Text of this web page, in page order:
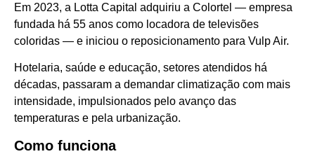
Em 2023, a Lotta Capital adquiriu a Colortel — empresa
fundada há 55 anos como locadora de televisões
coloridas — e iniciou o reposicionamento para Vulp Air.
Hotelaria, saúde e educação, setores atendidos há
décadas, passaram a demandar climatização com mais
intensidade, impulsionados pelo avanço das
temperaturas e pela urbanização.
Como funciona